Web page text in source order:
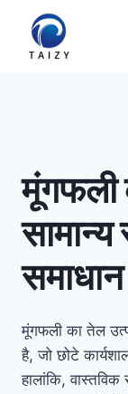
content
मूंगफली
समाधान
मूंगफली का तेल
है, जो छोटे
हालांकि,